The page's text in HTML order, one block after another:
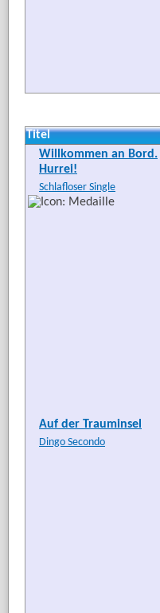
Titel
Willkommen an Bord.
Hurrei!
Schlafloser Single
Auf der Trauminsel
Dingo Secondo